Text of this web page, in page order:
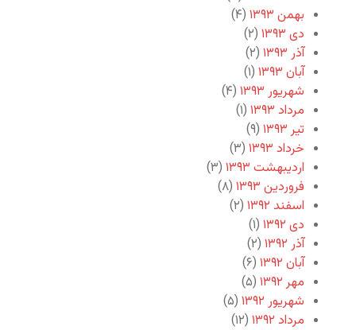
بهمن ۱۳۹۳
(۴)
دی ۱۳۹۳
(۲)
آذر ۱۳۹۳
(۲)
آبان ۱۳۹۳
(۱)
شهریور ۱۳۹۳
(۴)
مرداد ۱۳۹۳
(۱)
تیر ۱۳۹۳
(۹)
خرداد ۱۳۹۳
(۳)
اردیبهشت ۱۳۹۳
(۳)
فروردین ۱۳۹۳
(۸)
اسفند ۱۳۹۲
(۲)
دی ۱۳۹۲
(۱)
آذر ۱۳۹۲
(۲)
آبان ۱۳۹۲
(۶)
مهر ۱۳۹۲
(۵)
شهریور ۱۳۹۲
(۵)
مرداد ۱۳۹۲
(۱۲)